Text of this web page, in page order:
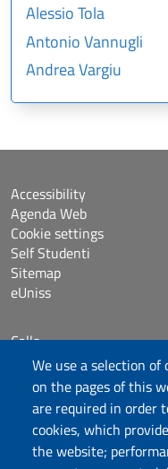
We use a selection
on the pages of this
are required in order
cookies, which
the website;
Alessio Tola
Antonio Vannugli
Andrea Vargiu
Accessibility
Agenda Web
Cookie settings
Self Studenti
Sitemap
eUniss
Calls
Dichiarazione di
Posta elettronica
Protocollo
Follow us